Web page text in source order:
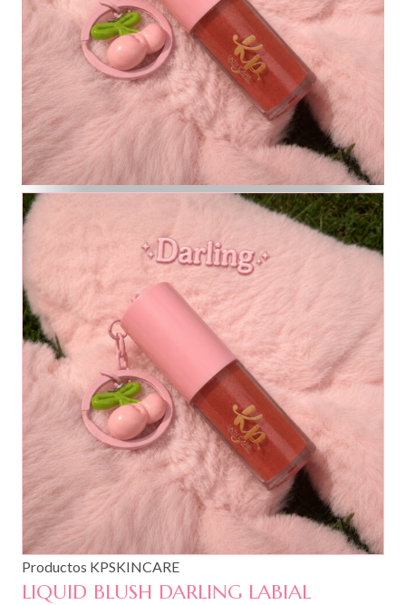
Productos KPSKINCARE
LIQUID BLUSH DARLING LABIAL